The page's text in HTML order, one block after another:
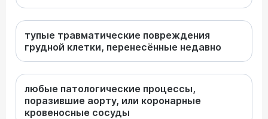
тупые травматические повреждения
грудной клетки, перенесённые недавно
любые патологические процессы,
поразившие аорту, или коронарные
кровеносные сосуды